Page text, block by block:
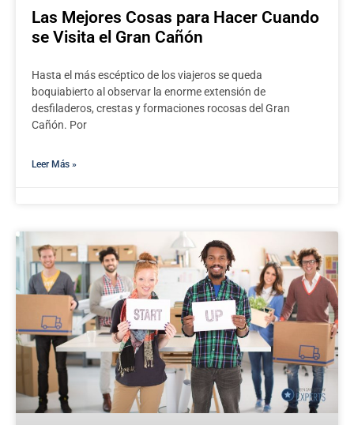
Las Mejores Cosas para Hacer Cuando
se Visita el Gran Cañón
Hasta el más escéptico de los viajeros se queda
boquiabierto al observar la enorme extensión de
desfiladeros, crestas y formaciones rocosas del Gran
Cañón. Por
Leer Más »